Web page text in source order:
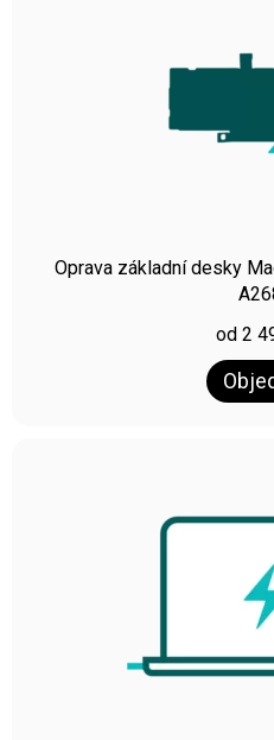
Oprava základní desky
od 2